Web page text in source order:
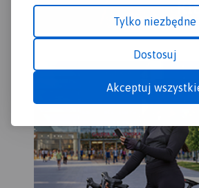
Tylko niezbędne
Dostosuj
Akceptuj